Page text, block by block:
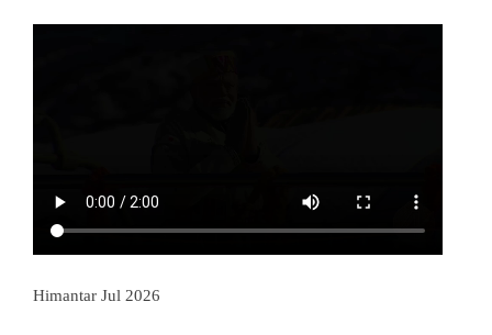
Himantar Jul 2026